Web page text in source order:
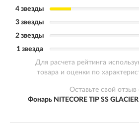
4 звезды
3 звезды
2 звезды
1 звезда
Для расчета рейтинга
товара и оценки по
Оставьте свой отзыв
Фонарь NITECORE TIP SS